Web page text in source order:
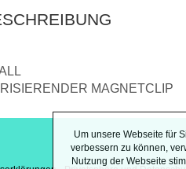
MAGNETCLIP
Um unsere Webseite für
verbessern zu können,
Nutzung der Webseite